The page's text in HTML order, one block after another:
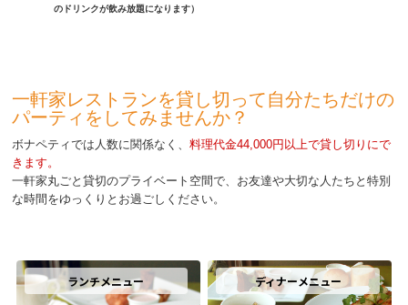
のドリンクが飲み放題になります）
一軒家レストランを貸し切って自分たちだけの
パーティをしてみませんか？
ボナペティでは人数に関係なく、料理代金44,000円以上で貸し切りにで
きます。
一軒家丸ごと貸切のプライベート空間で、お友達や大切な人たちと特別
な時間をゆっくりとお過ごしください。
ランチメニュー ディナーメニュー